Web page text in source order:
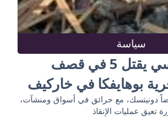
سياسة
الإرهاب الروسي يقتل 5 في قصف
بوهايفكا في خاركيف
دونيتسك، مع حرائق في أسواق ومنشآت،
تعيق عمليات الإنقاذ